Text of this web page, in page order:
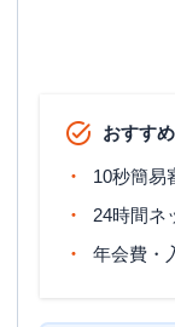
おすす
10秒簡易
24時間ネ
年会費・